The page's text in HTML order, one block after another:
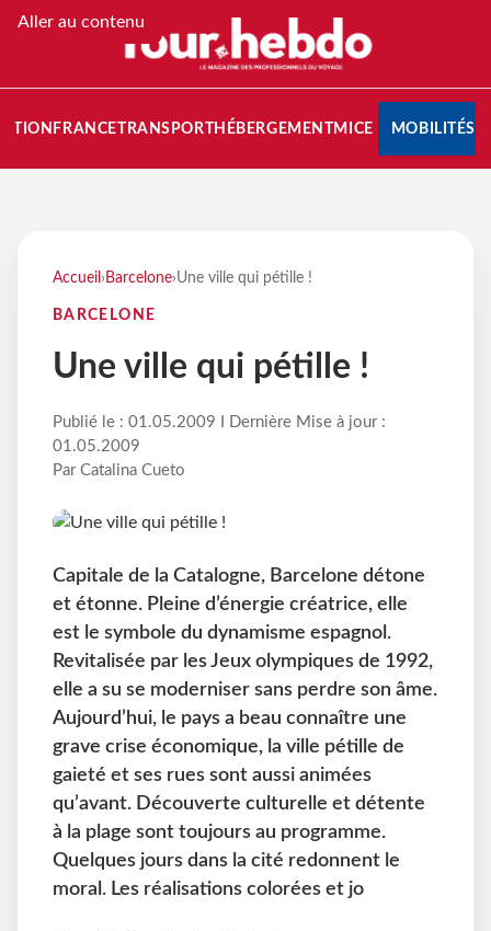
Aller au contenu
FRANCETRANSPORT HÉBERGEMENTMICE MOBILITÉS
Accueil › Barcelone›Une ville qui pétille !
BARCELONE
Une ville qui pétille !
Publié le : 01.05.2009 I Dernière Mise à jour :
01.05.2009
Par Catalina Cueto
Capitale de la Catalogne, Barcelone détone
et étonne. Pleine d’énergie créatrice, elle
est le symbole du dynamisme espagnol.
Revitalisée par les Jeux olympiques de 1992,
elle a su se moderniser sans perdre son âme.
Aujourd’hui, le pays a beau connaître une
grave crise économique, la ville pétille de
gaieté et ses rues sont aussi animées
qu’avant. Découverte culturelle et détente
à la plage sont toujours au programme.
Quelques jours dans la cité redonnent le
moral. Les réalisations colorées et jo